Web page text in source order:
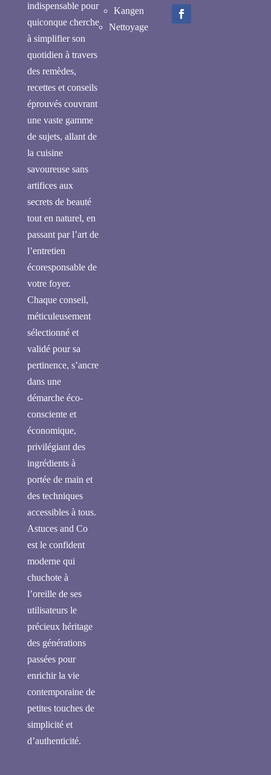
indispensable pour
quiconque cherche
à simplifier son
quotidien à travers
des remèdes,
recettes et conseils
éprouvés couvrant
une vaste gamme
de sujets, allant de
la cuisine
savoureuse sans
artifices aux
secrets de beauté
tout en naturel, en
passant par l’art de
l’entretien
écoresponsable de
votre foyer.
Chaque conseil,
méticuleusement
sélectionné et
validé pour sa
pertinence, s’ancre
dans une
démarche éco-
consciente et
économique,
privilégiant des
ingrédients à
portée de main et
des techniques
accessibles à tous.
Astuces and Co
est le confident
moderne qui
chuchote à
l’oreille de ses
utilisateurs le
précieux héritage
des générations
passées pour
enrichir la vie
contemporaine de
petites touches de
simplicité et
d’authenticité.
Kangen
Nettoyage